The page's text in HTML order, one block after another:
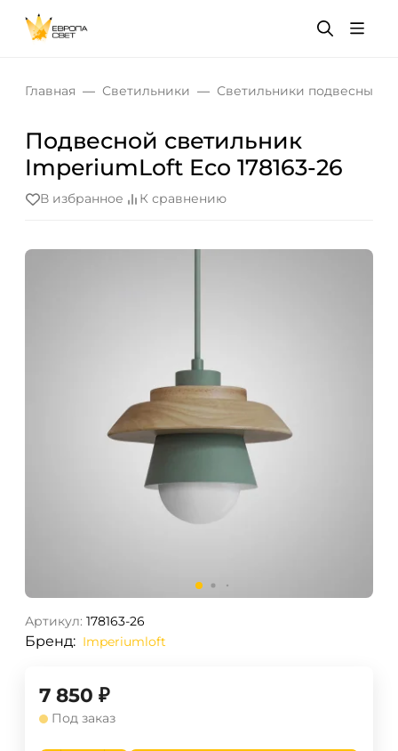
Главная Светильники Светильники подвесные
Подвесной светильник
ImperiumLoft Eco 178163-26
В избранное К сравнению
Артикул: 178163-26
Бренд: Imperiumloft
7 850 ₽
Под заказ